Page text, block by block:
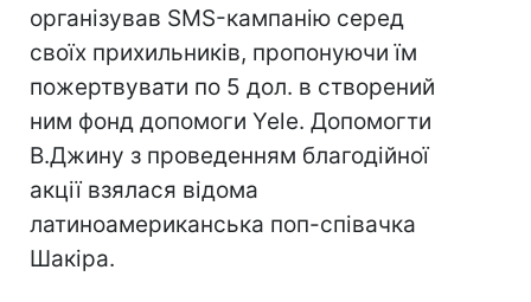
організував SMS-кампанію серед
своїх прихильників, пропонуючи їм
пожертвувати по 5 дол. в створений
ним фонд допомоги Yele. Допомогти
В.Джину з проведенням благодійної
акції взялася відома
латиноамериканська поп-співачка
Шакіра.